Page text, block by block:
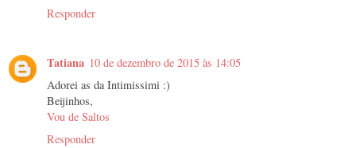
Responder
Tatiana 10 de dezembro de 2015 às 14:05
Adorei as da Intimissimi :)
Beijinhos,
Vou de Saltos
Responder